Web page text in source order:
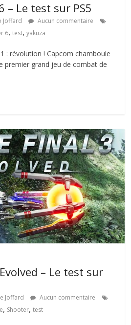
– Le test sur PS5
Joffard
Aucun commentaire
6,test,yakuza
: révolution ! Capcom chamboule
premier grand jeu de combat de
– Le test sur
Joffard
Aucun commentaire
, Shooter,test